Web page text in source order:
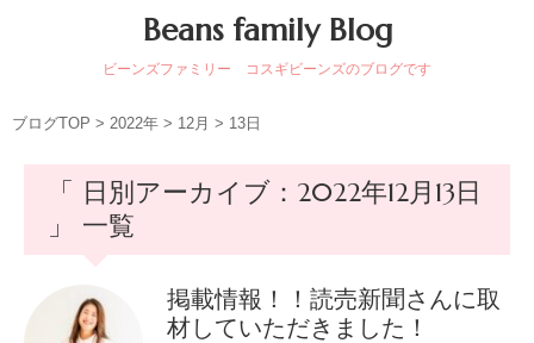
Beans family Blog
ビーンズファミリー コスギビーンズのブログです
ブログTOP > 2022年 > 12月 > 13日
「 日別アーカイブ：2022年12月13日
」 一覧
掲載情報！！読売新聞さんに取
材していただきました！